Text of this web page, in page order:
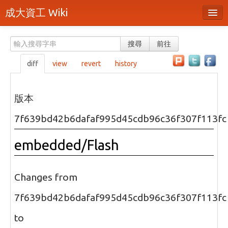
成大資工 Wiki
分類
隨機頁面
最近活動
上傳檔案
頁面原始檔
可列印版本
刪除本頁
登入 / 註冊帳號
搜尋 前往
diff view revert history
版本
7f639bd42b6dafaf995d45cdb96c36f307f113fc
embedded/Flash
Changes from
7f639bd42b6dafaf995d45cdb96c36f307f113fc
to